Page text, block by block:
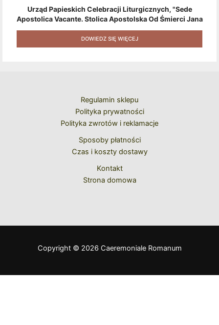
Urząd Papieskich Celebracji Liturgicznych, "Sede
Apostolica Vacante. Stolica Apostolska Od Śmierci Jana
Pawła II Do Wyboru Benedykta XVI" [2020] + Zestaw 6
Naklejek + Książka Niespodzianka + Kod Rabatowy Na
Kolejne Zakupy
DOWIEDZ SIĘ WIĘCEJ
Regulamin sklepu
Polityka prywatności
Polityka zwrotów i reklamacje
Sposoby płatności
Czas i koszty dostawy
Kontakt
Strona domowa
Copyright © 2026 Caeremoniale Romanum